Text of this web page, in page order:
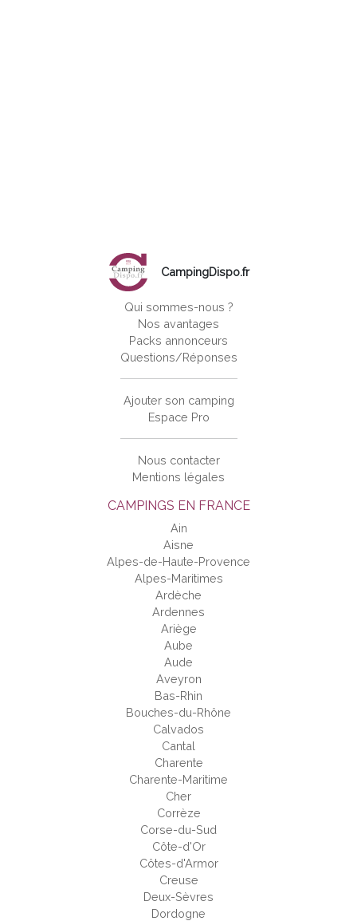
CAMPINGS EN FRANCE
Ain
Aisne
Alpes-de-Haute-Provence
Alpes-Maritimes
Ardèche
Ardennes
Ariège
Aube
Aude
Aveyron
Bas-Rhin
Bouches-du-Rhône
Calvados
Cantal
Charente
Charente-Maritime
Cher
Corrèze
Corse-du-Sud
Côte-d'Or
Côtes-d'Armor
Creuse
Deux-Sèvres
Dordogne
CampingDispo.fr
Qui sommes-nous ?
Nos avantages
Packs annonceurs
Questions/Réponses
Ajouter son camping
Espace Pro
Nous contacter
Mentions légales